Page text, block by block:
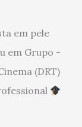
em pele
em Grupo -
(DRT)